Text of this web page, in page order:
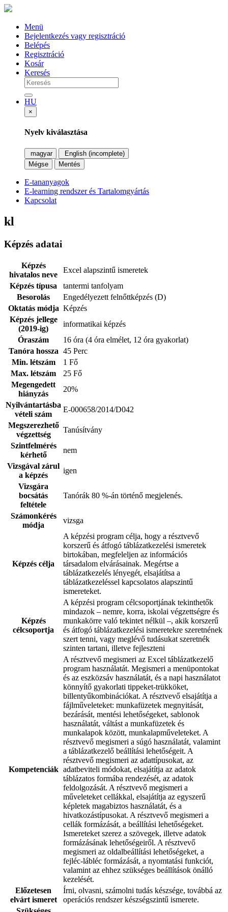
Menü
Bejelentkezés vagy regisztráció
Belépés
Regisztráció
Kosár
Keresés
HU
×
Nyelv kiválasztása
magyar
English (incomplete)
Mégse
Mentés
E-tananyagok
E-learning rendszer és Tartalomgyártás
Kapcsolat
kl
Képzés adatai
Képzés
hivatalos neve
Excel alapszintű ismeretek
Képzés típusa
tantermi tanfolyam
Besorolás
Engedélyezett felnőttképzés (D)
Oktatás módja Képzés
Képzés jellege
(2019-ig)
informatikai képzés
Óraszám
16 óra (4 óra elmélet, 12 óra gyakorlat)
Tanóra hossza 45 Perc
Min. létszám
1 Fő
Max. létszám
25 Fő
Megengedett
hiányzás
20%
Nyilvántartásba
vételi szám
E-000658/2014/D042
Megszerezhető
végzettség
Tanúsítvány
Szintfelmérés
kérhető
nem
Vizsgával zárul
a képzés
igen
Vizsgára
bocsátás
feltétele
Tanórák 80 %-án történő megjelenés.
Számonkérés
módja
vizsga
Képzés célja
A képzési program célja, hogy a résztvevő
korszerű és átfogó táblázatkezelési ismeretek
birtokában, megfeleljen az információs
társadalom elvárásainak. Megértse a
táblázatkezelés lényegét, elsajátítsa a
táblázatkezeléssel kapcsolatos alapszintű
ismereteket.
Képzés
célcsoportja
A képzési program célcsoportjának tekinthetők
mindazok – nemre, korra, iskolai végzettségre és
munkakörre való tekintet nélkül –, akik korszerű
és átfogó táblázatkezelési ismeretekre szeretnének
szert tenni, vagy meglévő tudásukat szeretnék
szinten tartani, illetve fejleszteni
Kompetenciák
A résztvevő megismeri az Excel táblázatkezelő
program használatát. Megismeri a menüpontokat
és az eszközsáv használatát, és a napi használatot
könnyítő gyakorlati tippeket-trükköket,
billentyűkombinációkat. A résztvevő elsajátítja a
fájlműveleteket: munkafüzetek megnyitását,
bezárását, mentési lehetőségeket, sablonok
használatát, váltást a munkafüzetek és
munkalapok között, munkalapműveleteket. A
résztvevő megismeri a súgó használatát, valamint
a táblázatkezelő beállítási lehetőségeit. A
résztvevő megismeri az adattípusokat, az
adatbeviteli módokat, elsajátítja az adatok
táblázatos formába rendezését, az adatok
feldolgozását. A résztvevő megismeri a
műveleteket cellákkal, elsajátítja az egyszerű
képletek magabiztos használatát, és a
hivatkozástípusokat. A résztvevő megismeri a
cellák formázását, a beállítási lehetőségeket.
Ismereteket szerez a szövegek, illetve adatok
formázásának lehetőségeiről. A résztvevő
megismeri az oldalbeállítási lehetőségeket, a
fejléc-lábléc formázását, a nyomtatási funkciót,
valamint az ehhez szükséges beállítások önálló
kezelését.
Előzetesen
elvárt ismeret
Írni, olvasni, számolni tudás készsége, továbbá az
operációs rendszer készségszintű ismerete.